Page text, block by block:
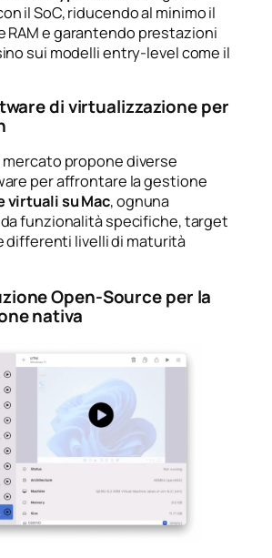
il SoC, riducendo al minimo il
RAM e garantendo prestazioni
sui modelli entry-level come il
di virtualizzazione per
propone diverse
per affrontare la gestione
virtuali su Mac, ognuna
funzionalità specifiche, target
differenti livelli di maturità
Open-Source per la
nativa